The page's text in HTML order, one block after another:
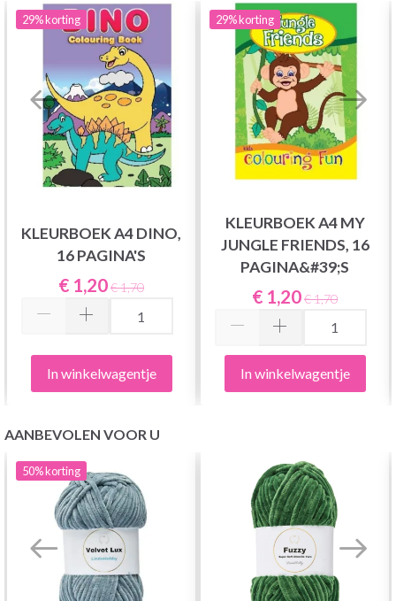
29%korting
KLEURBOEK A4 DINO,
16 PAGINA'S
€ 1,20€ 1,70
In winkelwagentje
29%korting
KLEURBOEK A4 MY
JUNGLE FRIENDS, 16
PAGINA&#39;S
€ 1,20€ 1,70
In winkelwagentje
AANBEVOLEN VOOR U
50%korting